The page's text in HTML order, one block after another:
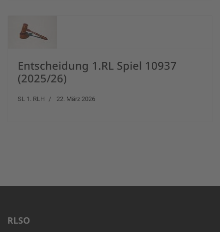
Entscheidung 1.RL Spiel 10937
(2025/26)
SL 1. RLH 22. März 2026
RLSO